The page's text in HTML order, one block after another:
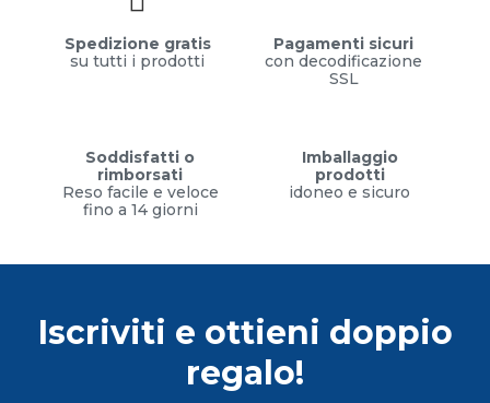
Spedizione gratis
su tutti i prodotti
Pagamenti sicuri
con decodificazione
SSL
Soddisfatti o
rimborsati
Reso facile e veloce
fino a 14 giorni
Imballaggio
prodotti
idoneo e sicuro
Iscriviti e ottieni doppio
regalo!